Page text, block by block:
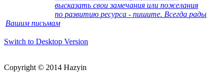
высказать свои замечания или пожелания
по развитию ресурса - пишите. Всегда рады
Вашим письмам
Switch to Desktop Version
Copyright © 2014 Hazyin